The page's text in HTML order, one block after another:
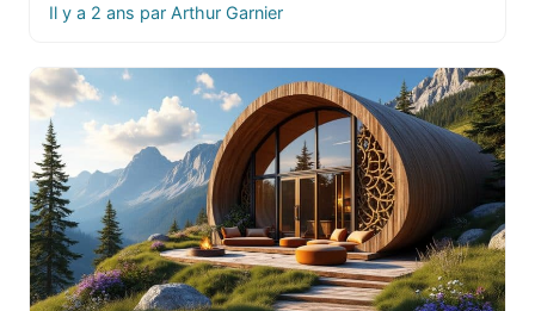
Il y a 2 ans par Arthur Garnier